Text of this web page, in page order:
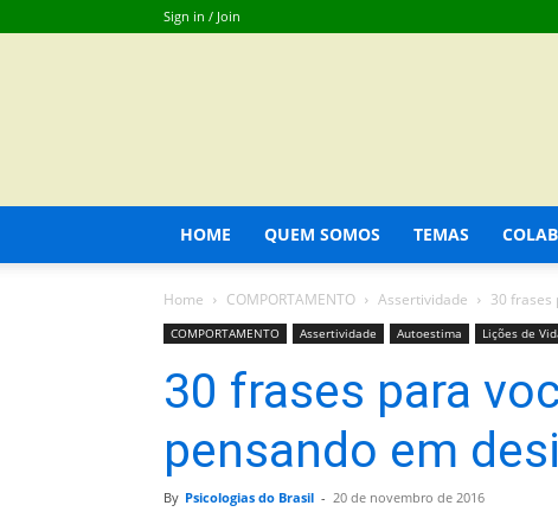
Sign in / Join
HOME QUEM SOMOS TEMAS
Home COMPORTAMENTO Assertividade 30 frases
COMPORTAMENTO Assertividade Autoestima Lições de
30 frases para
pensando em
By Psicologias do Brasil - 20 de novembro de 2016